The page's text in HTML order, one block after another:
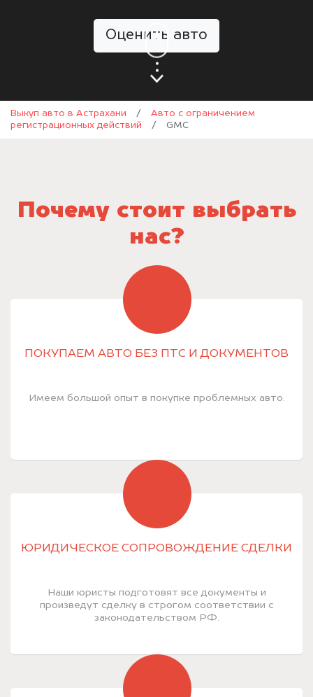
Оценить авто
Выкуп авто в Астрахани /
Авто с ограничением
регистрационных действий
/ GMC
Почему стоит выбрать
нас?
ПОКУПАЕМ АВТО БЕЗ ПТС И ДОКУМЕНТОВ
Имеем большой опыт в покупке проблемных авто.
ЮРИДИЧЕСКОЕ СОПРОВОЖДЕНИЕ СДЕЛКИ
Наши юристы подготовят все документы и
произведут сделку в строгом соответствии с
законодательством РФ.